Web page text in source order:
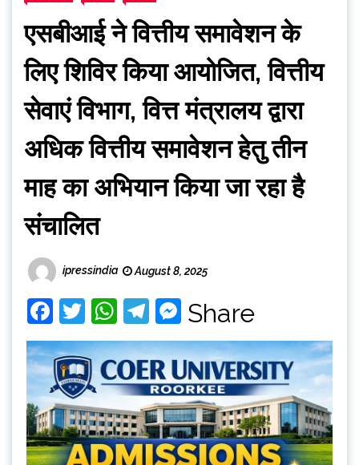
एसबीआई ने वित्तीय समावेशन के
लिए शिविर किया आयोजित, वित्तीय
सेवाएं विभाग, वित्त मंत्रालय द्वारा
अधिक वित्तीय समावेशन हेतु तीन
माह का अभियान किया जा रहा है
संचालित
ipressindia August 8, 2025
Facebook
Twitter
WhatsApp
Telegram
Messenger
Share